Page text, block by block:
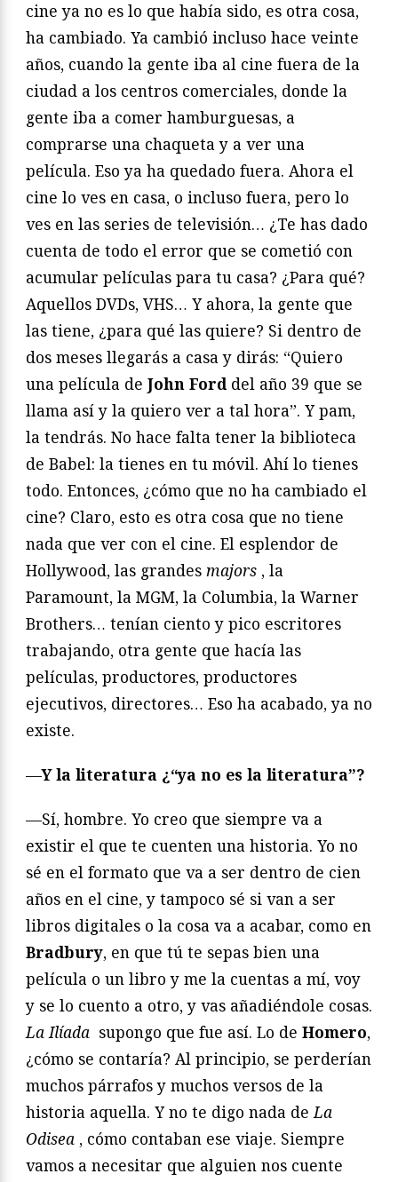
cine ya no es lo que había sido, es otra cosa,
ha cambiado. Ya cambió incluso hace veinte
años, cuando la gente iba al cine fuera de la
ciudad a los centros comerciales, donde la
gente iba a comer hamburguesas, a
comprarse una chaqueta y a ver una
película. Eso ya ha quedado fuera. Ahora el
cine lo ves en casa, o incluso fuera, pero lo
ves en las series de televisión… ¿Te has dado
cuenta de todo el error que se cometió con
acumular películas para tu casa? ¿Para qué?
Aquellos DVDs, VHS… Y ahora, la gente que
las tiene, ¿para qué las quiere? Si dentro de
dos meses llegarás a casa y dirás: “Quiero
una película de John Forddel año 39 que se
llama así y la quiero ver a tal hora”. Y pam,
la tendrás. No hace falta tener la biblioteca
de Babel: la tienes en tu móvil. Ahí lo tienes
todo. Entonces, ¿cómo que no ha cambiado el
cine? Claro, esto es otra cosa que no tiene
nada que ver con el cine. El esplendor de
Hollywood, las grandes majors , la
Paramount, la MGM, la Columbia, la Warner
Brothers… tenían ciento y pico escritores
trabajando, otra gente que hacía las
películas, productores, productores
ejecutivos, directores… Eso ha acabado, ya no
existe.
—Y la literatura ¿“ya no es la literatura”?
—Sí, hombre. Yo creo que siempre va a
existir el que te cuenten una historia. Yo no
sé en el formato que va a ser dentro de cien
años en el cine, y tampoco sé si van a ser
libros digitales o la cosa va a acabar, como en
Bradbury, en que tú te sepas bien una
película o un libro y me la cuentas a mí, voy
y se lo cuento a otro, y vas añadiéndole cosas.
La Ilíada supongo que fue así. Lo de Homero,
¿cómo se contaría? Al principio, se perderían
muchos párrafos y muchos versos de la
historia aquella. Y no te digo nada deLa
Odisea , cómo contaban ese viaje. Siempre
vamos a necesitar que alguien nos cuente